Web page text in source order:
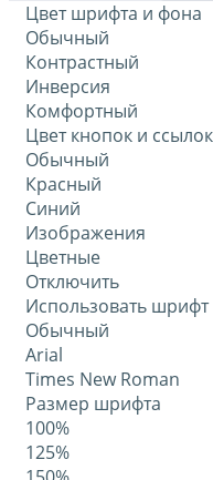
Цвет шрифта и фона
Обычный
Контрастный
Инверсия
Комфортный
Цвет кнопок и ссылок
Обычный
Красный
Синий
Изображения
Цветные
Отключить
Использовать шрифт
Обычный
Arial
Times New Roman
Размер шрифта
100%
125%